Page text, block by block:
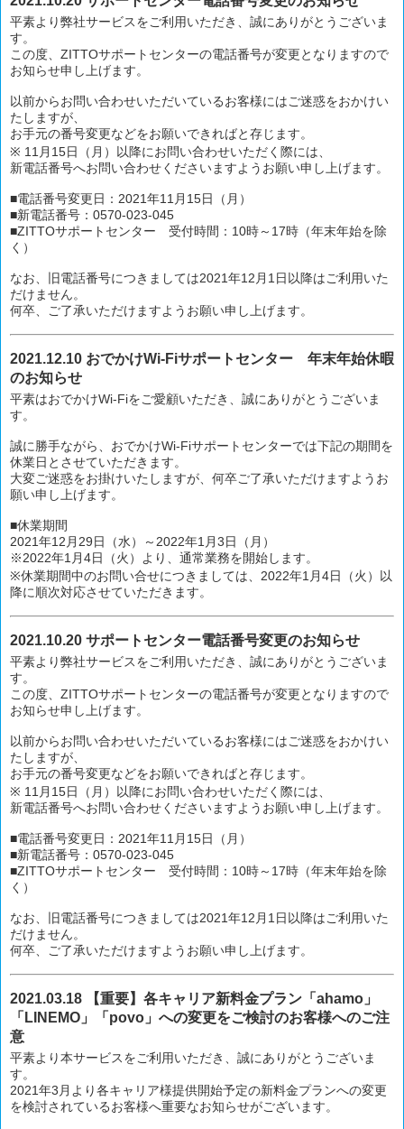
平素より弊社サービスをご利用いただき、誠にありがとうございま
す。
この度、ZITTOサポートセンターの電話番号が変更となりますので
お知らせ申し上げます。
以前からお問い合わせいただいているお客様にはご迷惑をおかけい
たしますが、
お手元の番号変更などをお願いできればと存じます。
※ 11月15日（月）以降にお問い合わせいただく際には、
新電話番号へお問い合わせくださいますようお願い申し上げます。
■電話番号変更日：2021年11月15日（月）
■新電話番号：0570-023-045
■ZITTOサポートセンター 受付時間：10時～17時（年末年始を除
く）
なお、旧電話番号につきましては2021年12月1日以降はご利用いた
だけません。
何卒、ご了承いただけますようお願い申し上げます。
2021.12.10 おでかけWi-Fiサポートセンター 年末年始休暇
のお知らせ
平素はおでかけWi-Fiをご愛顧いただき、誠にありがとうございま
す。
誠に勝手ながら、おでかけWi-Fiサポートセンターでは下記の期間を
休業日とさせていただきます。
大変ご迷惑をお掛けいたしますが、何卒ご了承いただけますようお
願い申し上げます。
■休業期間
2021年12月29日（水）～2022年1月3日（月）
※2022年1月4日（火）より、通常業務を開始します。
※休業期間中のお問い合せにつきましては、2022年1月4日（火）以
降に順次対応させていただきます。
2021.10.20 サポートセンター電話番号変更のお知らせ
平素より弊社サービスをご利用いただき、誠にありがとうございま
す。
この度、ZITTOサポートセンターの電話番号が変更となりますので
お知らせ申し上げます。
以前からお問い合わせいただいているお客様にはご迷惑をおかけい
たしますが、
お手元の番号変更などをお願いできればと存じます。
※ 11月15日（月）以降にお問い合わせいただく際には、
新電話番号へお問い合わせくださいますようお願い申し上げます。
■電話番号変更日：2021年11月15日（月）
■新電話番号：0570-023-045
■ZITTOサポートセンター 受付時間：10時～17時（年末年始を除
く）
なお、旧電話番号につきましては2021年12月1日以降はご利用いた
だけません。
何卒、ご了承いただけますようお願い申し上げます。
2021.03.18 【重要】各キャリア新料金プラン「ahamo」
「LINEMO」「povo」への変更をご検討のお客様へのご注
意
平素より本サービスをご利用いただき、誠にありがとうございま
す。
2021年3月より各キャリア様提供開始予定の新料金プランへの変更
を検討されているお客様へ重要なお知らせがございます。